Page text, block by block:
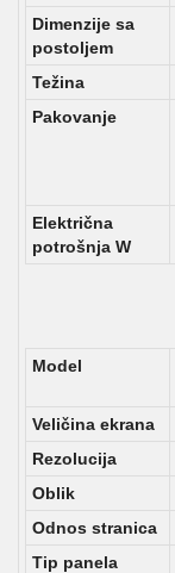
Dimenzije sa
postoljem
Težina
Pakovanje
Električna
potrošnja W
Model
Veličina ekrana
Rezolucija
Oblik
Odnos stranica
Tip panela